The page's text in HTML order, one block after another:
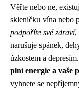
Věřte nebo ne,
skleničku vína nebo
podpoříte své zdraví,
narušuje spánek,
úzkostem a depresím.
plní energie a vaše
vyhnete se